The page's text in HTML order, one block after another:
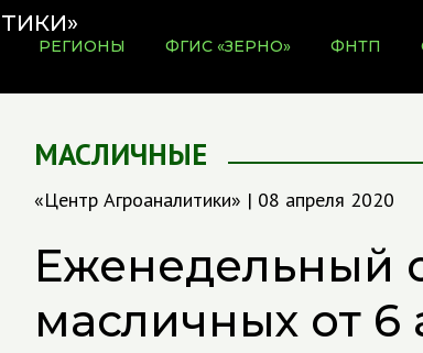
РЕГИОНЫ ФГИС «ЗЕРНО» ФНТП
МАСЛИЧНЫЕ
«Центр Агроаналитики» | 08 апреля 2020
Еженедельный
масличных от 6